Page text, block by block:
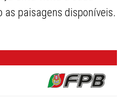
as paisagens disponíveis.